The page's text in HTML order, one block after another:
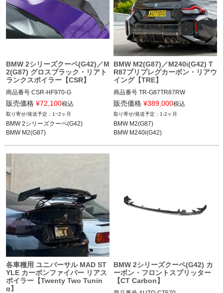
BMW 2シリーズクーペ(G42)／M
2(G87) グロスブラック・リアト
ランクスポイラー【CSR】
商品番号 CSR-HF970-G
HF970-G
BMW 2シリーズクーペ(G42) 21-
BMW M2(G87) 23-
販売価格 ¥72,100税込
1~2ヶ月
BMW 2シリーズクーペ(G42)
BMW M2(G87)
BMW M2(G87)／M240i(G42) T
R87プリプレグカーボン・リアウ
イング【TRE】
商品番号 TR-G87TR87RW
BMW M2(G87) 22-
販売価格 ¥389,000税込
1-2ヶ月
BMW M2(G87)
BMW M240i(G42)
各車種用 ユニバーサル MAD ST
YLE カーボンファイバー リアス
ポイラー【Twenty Two Tunin
g】
BMW 2シリーズクーペ(G42) カ
ーボン・フロントスプリッター
【CT Carbon】